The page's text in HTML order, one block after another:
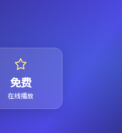
免费
在线播放